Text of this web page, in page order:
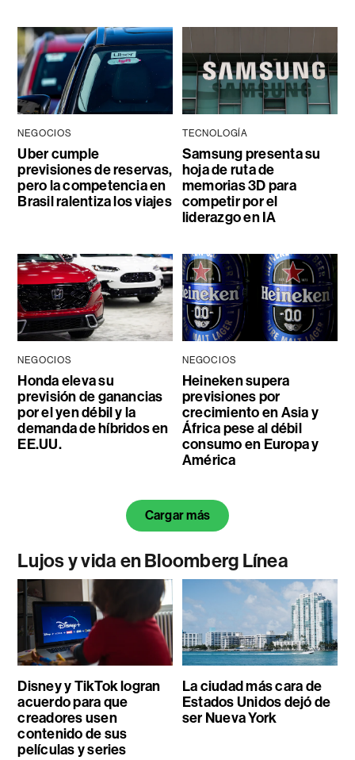
NEGOCIOS
Uber cumple
previsiones de reservas,
pero la competencia en
Brasil ralentiza los viajes
TECNOLOGÍA
Samsung presenta su
hoja de ruta de
memorias 3D para
competir por el
liderazgo en IA
NEGOCIOS
Honda eleva su
previsión de ganancias
por el yen débil y la
demanda de híbridos en
EE.UU.
NEGOCIOS
Heineken supera
previsiones por
crecimiento en Asia y
África pese al débil
consumo en Europa y
América
Cargar más
Lujos y vida en Bloomberg Línea
Disney y TikTok logran
acuerdo para que
creadores usen
contenido de sus
películas y series
La ciudad más cara de
Estados Unidos dejó de
ser Nueva York